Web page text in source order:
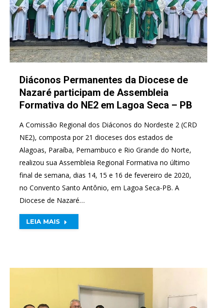
Diáconos Permanentes da Diocese de
Nazaré participam de Assembleia
Formativa do NE2 em Lagoa Seca – PB
A Comissão Regional dos Diáconos do Nordeste 2 (CRD
NE2), composta por 21 dioceses dos estados de
Alagoas, Paraíba, Pernambuco e Rio Grande do Norte,
realizou sua Assembleia Regional Formativa no último
final de semana, dias 14, 15 e 16 de fevereiro de 2020,
no Convento Santo Antônio, em Lagoa Seca-PB. A
Diocese de Nazaré…
LEIA MAIS